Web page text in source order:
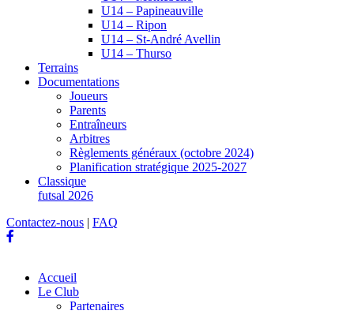
U14 – Papineauville
U14 – Ripon
U14 – St-André Avellin
U14 – Thurso
Terrains
Documentations
Joueurs
Parents
Entraîneurs
Arbitres
Règlements généraux (octobre 2024)
Planification stratégique 2025-2027
Classique
futsal 2026
Contactez-nous | FAQ
Accueil
Le Club
Partenaires